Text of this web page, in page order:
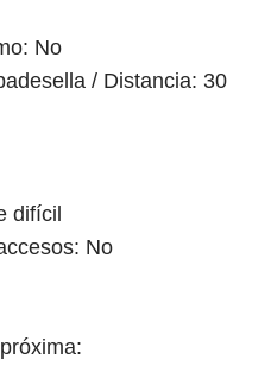
No
/ Distancia: 30
difícil
No